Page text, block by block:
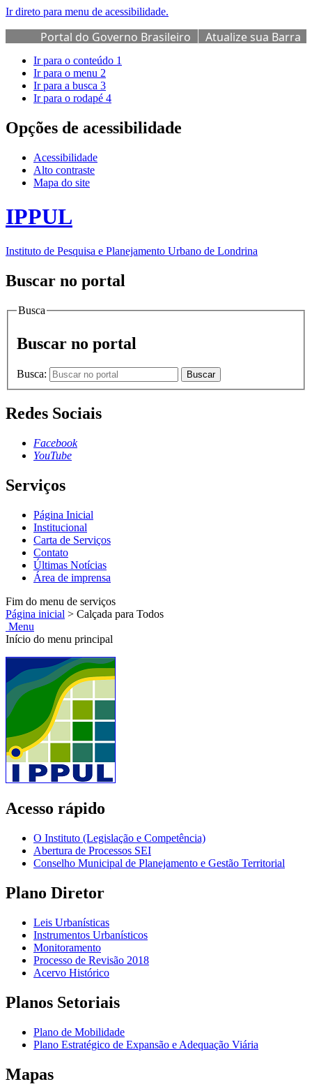
Ir direto para menu de acessibilidade.
Portal do Governo Brasileiro
Atualize sua Barra
de Governo
Ir para o conteúdo 1
Ir para o menu 2
Ir para a busca 3
Ir para o rodapé 4
Opções de acessibilidade
Acessibilidade
Alto contraste
Mapa do site
IPPUL
Instituto de Pesquisa e Planejamento Urbano de Londrina
Buscar no portal
Busca
Buscar no portal
Busca: Buscar
Redes Sociais
Facebook
YouTube
Serviços
Página Inicial
Institucional
Carta de Serviços
Contato
Últimas Notícias
Área de imprensa
Fim do menu de serviços
Página inicial > Calçada para Todos
Menu
Início do menu principal
Acesso rápido
O Instituto (Legislação e Competência)
Abertura de Processos SEI
Conselho Municipal de Planejamento e Gestão Territorial
Plano Diretor
Leis Urbanísticas
Instrumentos Urbanísticos
Monitoramento
Processo de Revisão 2018
Acervo Histórico
Planos Setoriais
Plano de Mobilidade
Plano Estratégico de Expansão e Adequação Viária
Mapas